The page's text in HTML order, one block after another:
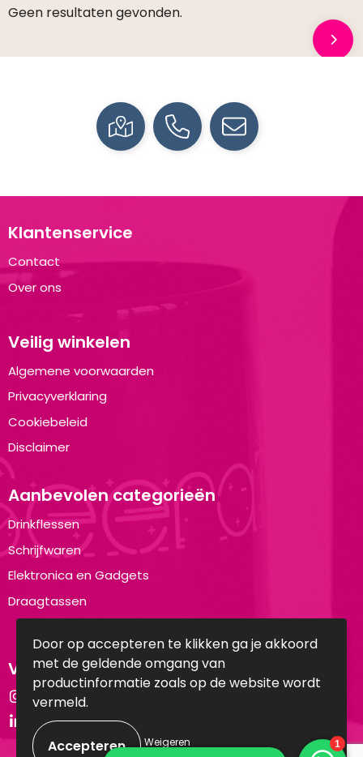
Geen resultaten gevonden.
Klantenservice
Contact
Over ons
Veilig winkelen
Algemene voorwaarden
Privacyverklaring
Cookiebeleid
Disclaimer
Aanbevolen categorieën
Drinkflessen
Schrijfwaren
Elektronica en Gadgets
Draagtassen
Volg ons op:
Instagram
LinkedIn
Door op accepteren te klikken ga je akkoord
met de geldende omgang van
productinformatie zoals op de website wordt
vermeld.
Weigeren